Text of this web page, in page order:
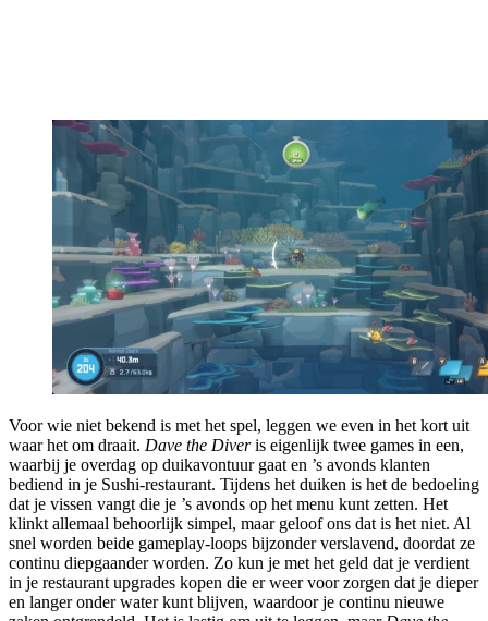
Voor wie niet bekend is met het spel, leggen we even in het kort uit
waar het om draait. Dave the Diveris eigenlijk twee games in een,
waarbij je overdag op duikavontuur gaat en ’s avonds klanten
bediend in je Sushi-restaurant. Tijdens het duiken is het de bedoeling
dat je vissen vangt die je ’s avonds op het menu kunt zetten. Het
klinkt allemaal behoorlijk simpel, maar geloof ons dat is het niet. Al
snel worden beide gameplay-loops bijzonder verslavend, doordat ze
continu diepgaander worden. Zo kun je met het geld dat je verdient
in je restaurant upgrades kopen die er weer voor zorgen dat je dieper
en langer onder water kunt blijven, waardoor je continu nieuwe